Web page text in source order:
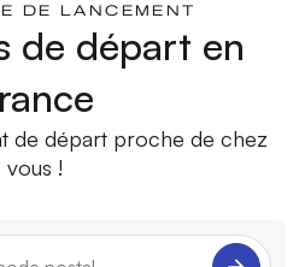
DE LANCEMENT
de départ en
de départ proche de chez
vous !